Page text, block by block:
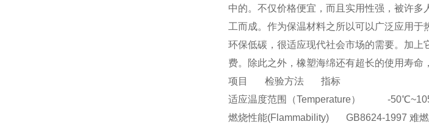
中的。不仅价格便宜，而且实用性强，被许
工而成。作为保温材料之所以可以广泛应用
环保低碳，很适应现代社会市场的需要。加
费。除此之外，橡塑海绵还有超长的使用寿命
项目 检验方法 指标
适应温度范围（Temperature） -
燃烧性能(Flammability) GB8624-1997 难燃